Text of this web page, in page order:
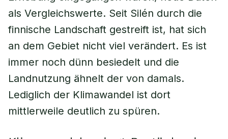
als Vergleichswerte. Seit Silén durch die
finnische Landschaft gestreift ist, hat sich
an dem Gebiet nicht viel verändert. Es ist
immer noch dünn besiedelt und die
Landnutzung ähnelt der von damals.
Lediglich der Klimawandel ist dort
mittlerweile deutlich zu spüren.